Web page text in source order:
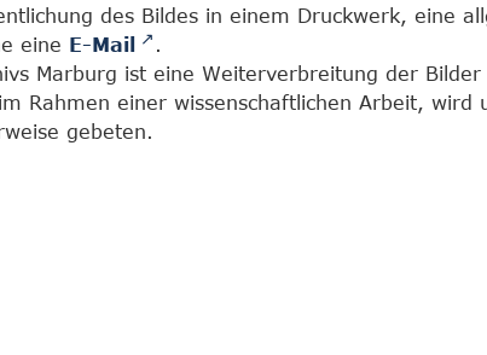
des Bildes in einem Druckwerk, eine
eine E-Mail
.
Marburg ist eine Weiterverbreitung der
Rahmen einer wissenschaftlichen Arbeit, wird
gebeten.